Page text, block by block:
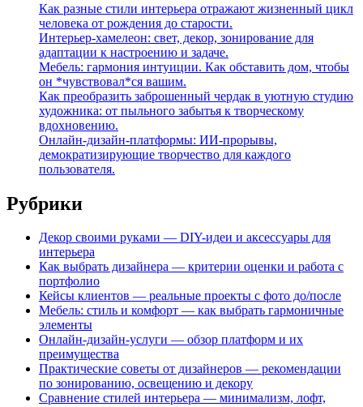
Как разные стили интерьера отражают жизненный цикл
человека от рождения до старости.
Интерьер-хамелеон: свет, декор, зонирование для
адаптации к настроению и задаче.
Мебель: гармония интуиции. Как обставить дом, чтобы
он *чувствовал*ся вашим.
Как преобразить заброшенный чердак в уютную студию
художника: от пыльного забытья к творческому
вдохновению.
Онлайн-дизайн-платформы: ИИ-прорывы,
демократизирующие творчество для каждого
пользователя.
Рубрики
Декор своими руками — DIY-идеи и аксессуары для
интерьера
Как выбрать дизайнера — критерии оценки и работа с
портфолио
Кейсы клиентов — реальные проекты с фото до/после
Мебель: стиль и комфорт — как выбрать гармоничные
элементы
Онлайн-дизайн-услуги — обзор платформ и их
преимущества
Практические советы от дизайнеров — рекомендации
по зонированию, освещению и декору
Сравнение стилей интерьера — минимализм, лофт,